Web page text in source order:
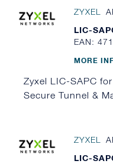
ZYXEL
LIC-
EAN:
MORE
Zyxel LIC-SAPC
Secure Tunnel &
ZYXEL
LIC-